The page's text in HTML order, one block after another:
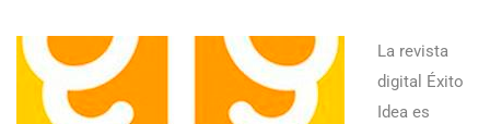
La revista
digital Éxito
Idea es